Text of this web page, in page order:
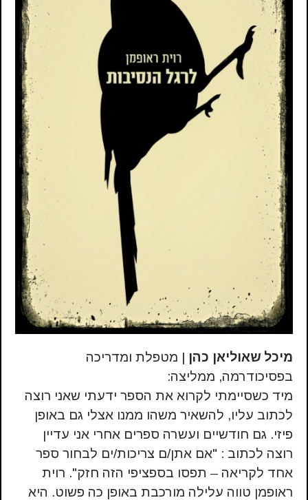
מיכל שאוליאן כהן | מטפלת ומדריכה
בפסיכודרמה, ממליצה:
מיד כשסיימתי לקרוא את הספר ידעתי שאני רוצה
לכתוב עליו, להשאיר משהו ממנו אצלי גם באופן
פיזי. גם חודשיים ועשרה ספרים אחרי אני עדיין
רוצה לכתוב : "אם אתן/ם צריכות/ים לבחור ספר
אחד לקריאה – תפסו בספציפי הזה חזק". רוית
ראופמן טווה עלילה מורכבת באופן כה פשוט. היא